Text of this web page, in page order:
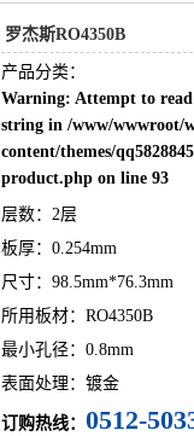
罗杰斯RO4350B
产品分类：
Warning: Attempt to
string in /www/wwwroot/
content/themes/
product.php on line 93
层数：2层
板厚：0.254mm
尺寸：98.5mm*76.3mm
所用板材：RO4350B
最小孔径：0.8mm
表面处理：镀金
订购热线： 0512-